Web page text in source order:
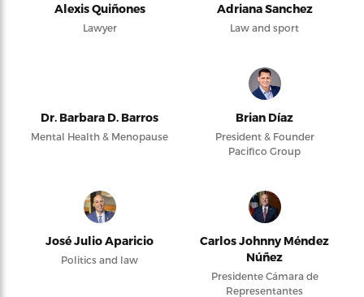
Alexis Quiñones
Lawyer
Adriana Sanchez
Law and sport
Dr. Barbara D. Barros
Mental Health & Menopause
Brian Díaz
President & Founder
Pacifico Group
José Julio Aparicio
Politics and law
Carlos Johnny Méndez
Núñez
Presidente Cámara de
Representantes